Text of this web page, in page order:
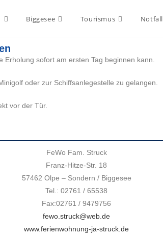
Biggesee Tourismus Notfall
sofort am ersten Tag beginnen kann.
oder zur Schiffsanlegestelle zu gelangen.
vor der Tür.
FeWo Fam. Struck
Franz-Hitze-Str. 18
57462 Olpe – Sondern / Biggesee
Tel.: 02761 / 65538
Fax:02761 / 9479756
fewo.struck@web.de
www.ferienwohnung-ja-struck.de